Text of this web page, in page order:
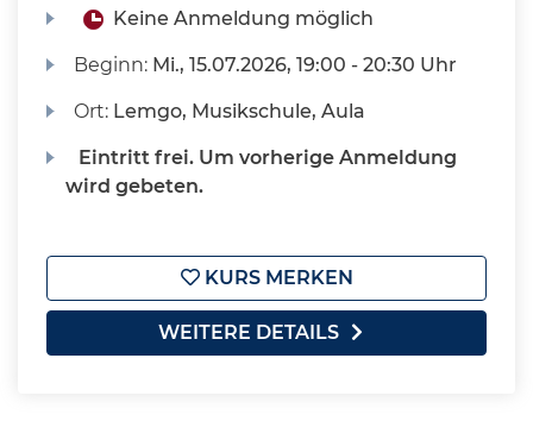
Keine Anmeldung möglich
Beginn: Mi., 15.07.2026, 19:00 - 20:30 Uhr
Ort: Lemgo, Musikschule, Aula
Eintritt frei. Um vorherige Anmeldung
wird gebeten.
KURS MERKEN
WEITERE DETAILS